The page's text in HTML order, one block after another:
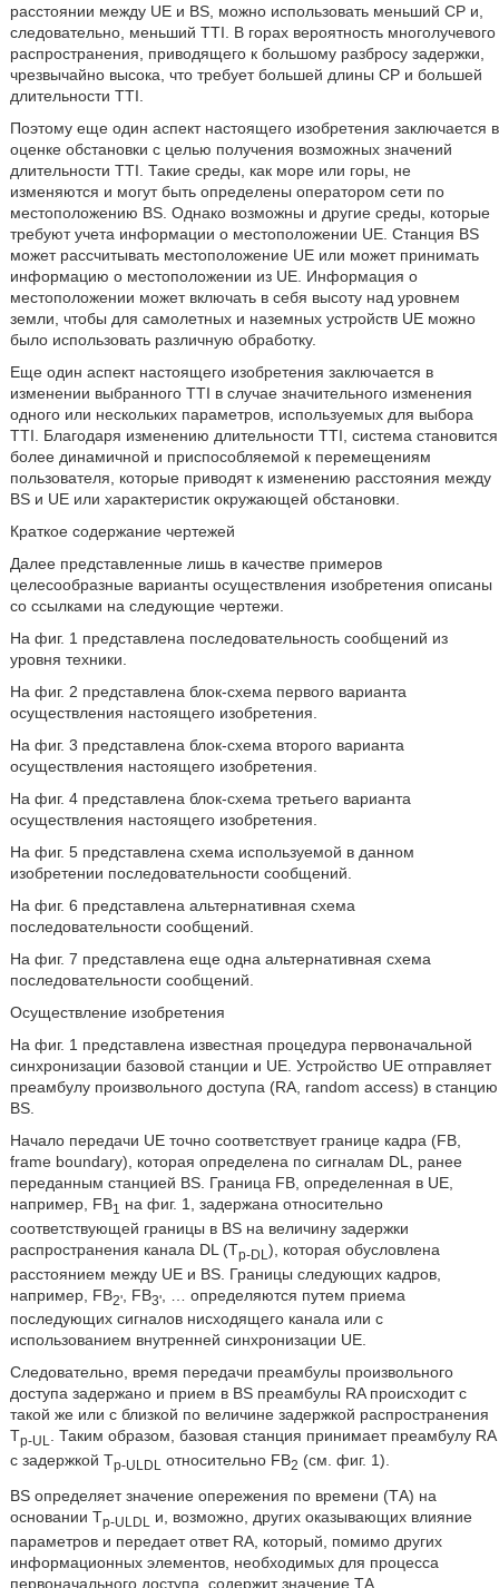
расстоянии между UE и BS, можно использовать меньший CP и,
следовательно, меньший TTI. В горах вероятность многолучевого
распространения, приводящего к большому разбросу задержки,
чрезвычайно высока, что требует большей длины CP и большей
длительности TTI.
Поэтому еще один аспект настоящего изобретения заключается в
оценке обстановки с целью получения возможных значений
длительности TTI. Такие среды, как море или горы, не
изменяются и могут быть определены оператором сети по
местоположению BS. Однако возможны и другие среды, которые
требуют учета информации о местоположении UE. Станция BS
может рассчитывать местоположение UE или может принимать
информацию о местоположении из UE. Информация о
местоположении может включать в себя высоту над уровнем
земли, чтобы для самолетных и наземных устройств UE можно
было использовать различную обработку.
Еще один аспект настоящего изобретения заключается в
изменении выбранного TTI в случае значительного изменения
одного или нескольких параметров, используемых для выбора
TTI. Благодаря изменению длительности TTI, система становится
более динамичной и приспособляемой к перемещениям
пользователя, которые приводят к изменению расстояния между
BS и UE или характеристик окружающей обстановки.
Краткое содержание чертежей
Далее представленные лишь в качестве примеров
целесообразные варианты осуществления изобретения описаны
со ссылками на следующие чертежи.
На фиг. 1 представлена последовательность сообщений из
уровня техники.
На фиг. 2 представлена блок-схема первого варианта
осуществления настоящего изобретения.
На фиг. 3 представлена блок-схема второго варианта
осуществления настоящего изобретения.
На фиг. 4 представлена блок-схема третьего варианта
осуществления настоящего изобретения.
На фиг. 5 представлена схема используемой в данном
изобретении последовательности сообщений.
На фиг. 6 представлена альтернативная схема
последовательности сообщений.
На фиг. 7 представлена еще одна альтернативная схема
последовательности сообщений.
Осуществление изобретения
На фиг. 1 представлена известная процедура первоначальной
синхронизации базовой станции и UE. Устройство UE отправляет
преамбулу произвольного доступа (RA, random access) в станцию
BS.
Начало передачи UE точно соответствует границе кадра (FB,
frame boundary), которая определена по сигналам DL, ранее
переданным станцией BS. Граница FB, определенная в UE,
например, FB1
на фиг. 1, задержана относительно
соответствующей границы в BS на величину задержки
распространения канала DL (Tp-DL ), которая обусловлена
расстоянием между UE и BS. Границы следующих кадров,
например, FB2', FB3', … определяются путем приема
последующих сигналов нисходящего канала или с
использованием внутренней синхронизации UE.
Следовательно, время передачи преамбулы произвольного
доступа задержано и прием в BS преамбулы RA происходит с
такой же или с близкой по величине задержкой распространения
Тp-UL . Таким образом, базовая станция принимает преамбулу RA
с задержкой Tp-ULDL относительно FB2 (см. фиг. 1).
BS определяет значение опережения по времени (ТА) на
основании Tp-ULDL
и, возможно, других оказывающих влияние
параметров и передает ответ RA, который, помимо других
информационных элементов, необходимых для процесса
первоначального доступа, содержит значение ТА.